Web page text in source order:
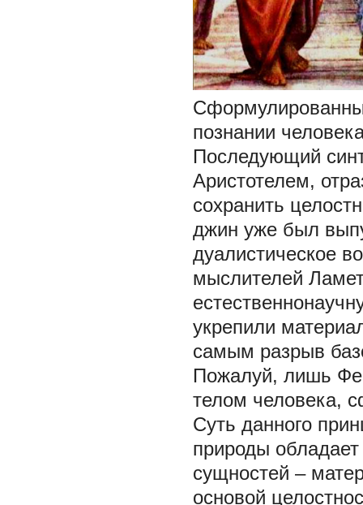
познании
Последующий
Аристотелем,
сохранить
джин уже был
дуалистическое
мыслителей
укрепили
самым разрыв
Пожалуй, лишь
телом человека,
Суть данного
природы
сущностей –
основой